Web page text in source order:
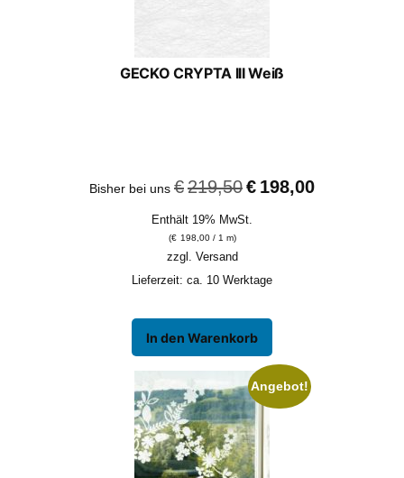
GECKO CRYPTA III Weiß
Bisher bei uns €219,50 Ursprünglicher
war:
€ 198,00
Enthält 19% MwSt.
(€ 198,00/ 1 m)
zzgl. Versand
Lieferzeit: ca. 10 Werktage
In den Warenkorb
Angebot!